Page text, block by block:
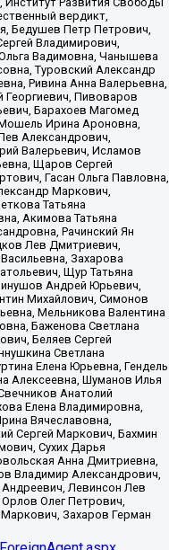
вердикт,
Бедушев Петр Петрович,
Владимирович,
Вадимовна, Чанышева
Туровский Александр
Ривина Анна Валерьевна,
Георгиевич, Пивоваров
Барахоев Магомед
Ирина Ароновна,
Александрович,
Валерьевич, Исламов
Щаров Сергей
Гасан Ольга Павловна,
Маркович,
Татьяна
Акимова Татьяна
Рачинский Ян
Лев Дмитриевич,
Захарова
Щур Татьяна
Андрей Юрьевич,
Михайлович, Симонов
Мельникова Валентина
Баженова Светлана
Беляев Сергей
Светлана
Елена Юрьевна, Гендель
Алексеевна, Шуманов Илья
Анатолий
Елена Владимировна,
Вячеславовна,
Сергей Маркович, Бахмин
Сухих Дарья
Анна Дмитриевна,
Владимир Александрович,
Левинсон Лев
Олег Петрович,
Захаров Герман